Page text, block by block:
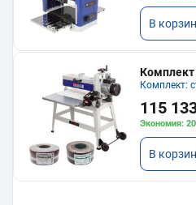
В
Комплект
Комплект:
115
Экономия:
В